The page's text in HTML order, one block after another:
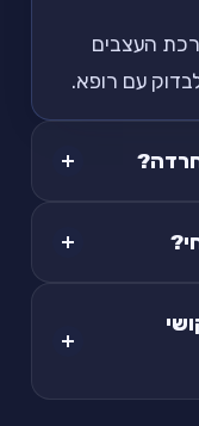
העצבים
עם רופא.